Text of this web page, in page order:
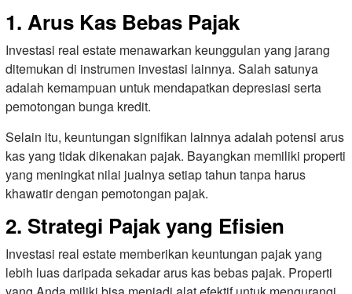
1. Arus Kas Bebas Pajak
Investasi real estate menawarkan keunggulan yang jarang
ditemukan di instrumen investasi lainnya. Salah satunya
adalah kemampuan untuk mendapatkan depresiasi serta
pemotongan bunga kredit.
Selain itu, keuntungan signifikan lainnya adalah potensi arus
kas yang tidak dikenakan pajak. Bayangkan memiliki properti
yang meningkat nilai jualnya setiap tahun tanpa harus
khawatir dengan pemotongan pajak.
2. Strategi Pajak yang Efisien
Investasi real estate memberikan keuntungan pajak yang
lebih luas daripada sekadar arus kas bebas pajak. Properti